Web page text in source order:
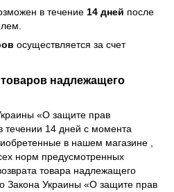
в течение 14 дней после
осуществляется за счет
надлежащего
«О защите прав
течении 14 дней с момента
в нашем магазине ,
норм предусмотренных
товара надлежащего
Закона Украины «О защите прав